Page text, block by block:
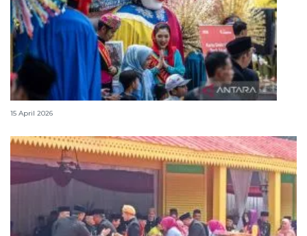
Lebaran Betawi, harmoni tradisi dan kota global
15 April 2026